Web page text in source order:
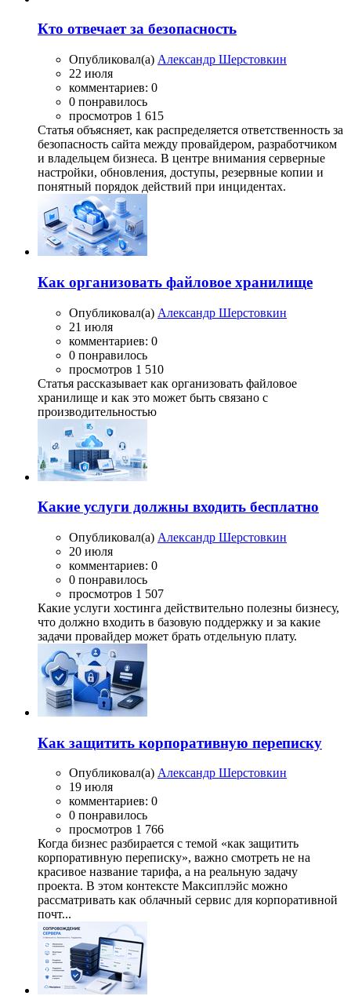
Кто отвечает за безопасность
Опубликовал(а) Александр Шерстовкин
22 июля
комментариев: 0
0 понравилось
просмотров 1 615
Статья объясняет, как распределяется ответственность за
безопасность сайта между провайдером, разработчиком
и владельцем бизнеса. В центре внимания серверные
настройки, обновления, доступы, резервные копии и
понятный порядок действий при инцидентах.
Как организовать файловое хранилище
Опубликовал(а) Александр Шерстовкин
21 июля
комментариев: 0
0 понравилось
просмотров 1 510
Статья рассказывает как организовать файловое
хранилище и как это может быть связано с
производительностью
Какие услуги должны входить бесплатно
Опубликовал(а) Александр Шерстовкин
20 июля
комментариев: 0
0 понравилось
просмотров 1 507
Какие услуги хостинга действительно полезны бизнесу,
что должно входить в базовую поддержку и за какие
задачи провайдер может брать отдельную плату.
Как защитить корпоративную переписку
Опубликовал(а) Александр Шерстовкин
19 июля
комментариев: 0
0 понравилось
просмотров 1 766
Когда бизнес разбирается с темой «как защитить
корпоративную переписку», важно смотреть не на
красивое название тарифа, а на реальную задачу
проекта. В этом контексте Максиплэйс можно
рассматривать как облачный сервис для корпоративной
почт...